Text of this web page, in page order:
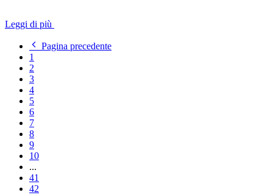
Leggi di più
Pagina precedente
1
2
3
4
5
6
7
8
9
10
...
41
42